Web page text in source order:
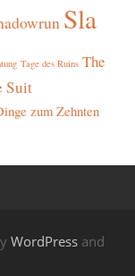
Sla
Tage des Ruins The
Suit
zum Zehnten
WordPress and